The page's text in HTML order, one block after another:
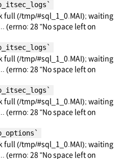
full (/tmp/#sql_1_0.MAI); waiting
(errno: 28 "No space left on
full (/tmp/#sql_1_0.MAI); waiting
(errno: 28 "No space left on
full (/tmp/#sql_1_0.MAI); waiting
(errno: 28 "No space left on
full (/tmp/#sql_1_0.MAI); waiting
(errno: 28 "No space left on